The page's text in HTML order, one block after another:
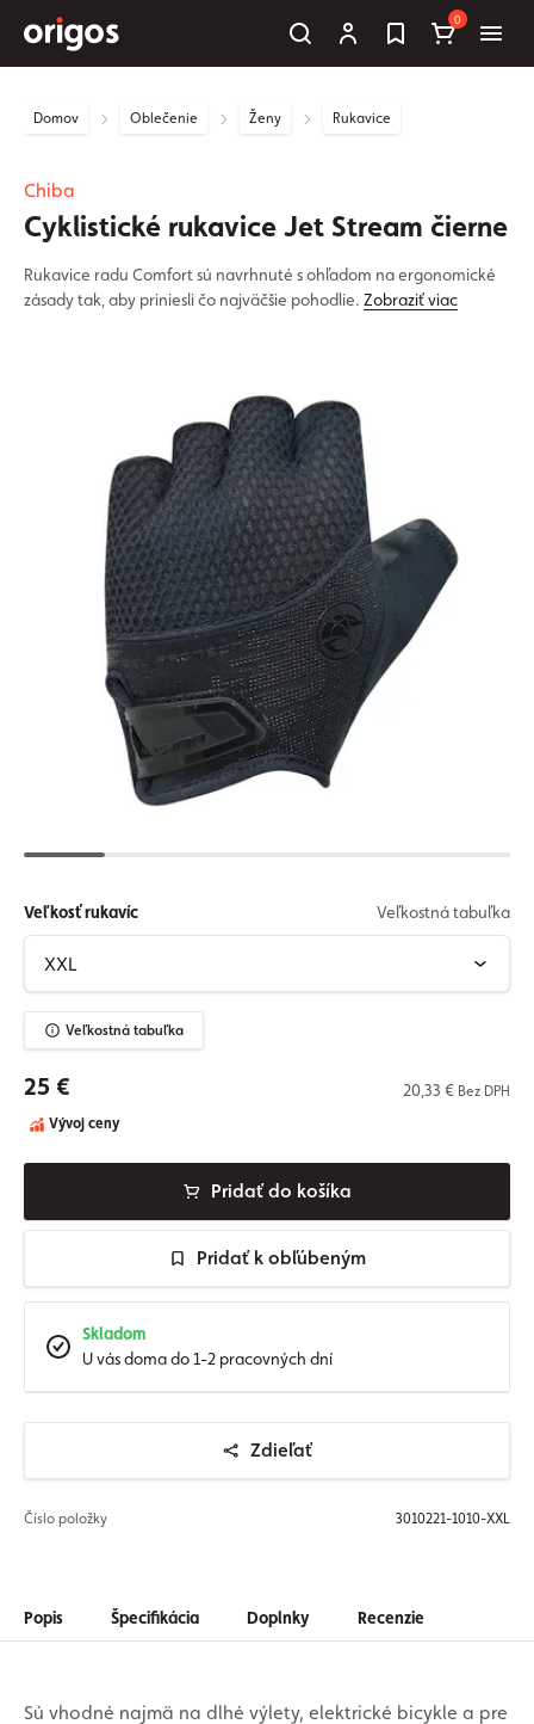
0
Domov Oblečenie Ženy Rukavice
Chiba
Cyklistické rukavice Jet Stream čierne
Rukavice radu Comfort sú navrhnuté s ohľadom na ergonomické
zásady tak, aby priniesli čo najväčšie pohodlie. Zobraziť viac
Veľkosť rukavíc Veľkostná tabuľka
Veľkostná tabuľka
25 € 20,33 € Bez DPH
Vývoj ceny
Pridať do košíka
Pridať k obľúbeným
Skladom
U vás doma do 1-2 pracovných dní
Zdieľať
Číslo položky 3010221-1010-XXL
Popis Špecifikácia Doplnky Recenzie
Sú vhodné najmä na dlhé výlety, elektrické bicykle a pre